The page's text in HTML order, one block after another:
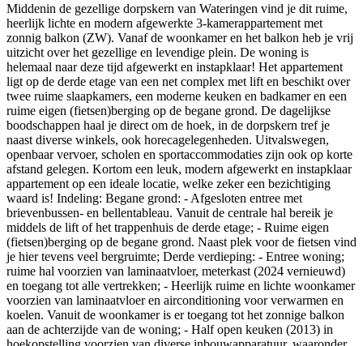
Middenin de gezellige dorpskern van Wateringen vind je dit ruime,
heerlijk lichte en modern afgewerkte 3-kamerappartement met
zonnig balkon (ZW). Vanaf de woonkamer en het balkon heb je vrij
uitzicht over het gezellige en levendige plein. De woning is
helemaal naar deze tijd afgewerkt en instapklaar! Het appartement
ligt op de derde etage van een net complex met lift en beschikt over
twee ruime slaapkamers, een moderne keuken en badkamer en een
ruime eigen (fietsen)berging op de begane grond. De dagelijkse
boodschappen haal je direct om de hoek, in de dorpskern tref je
naast diverse winkels, ook horecagelegenheden. Uitvalswegen,
openbaar vervoer, scholen en sportaccommodaties zijn ook op korte
afstand gelegen. Kortom een leuk, modern afgewerkt en instapklaar
appartement op een ideale locatie, welke zeker een bezichtiging
waard is! Indeling: Begane grond: - Afgesloten entree met
brievenbussen- en bellentableau. Vanuit de centrale hal bereik je
middels de lift of het trappenhuis de derde etage; - Ruime eigen
(fietsen)berging op de begane grond. Naast plek voor de fietsen vind
je hier tevens veel bergruimte; Derde verdieping: - Entree woning;
ruime hal voorzien van laminaatvloer, meterkast (2024 vernieuwd)
en toegang tot alle vertrekken; - Heerlijk ruime en lichte woonkamer
voorzien van laminaatvloer en airconditioning voor verwarmen en
koelen. Vanuit de woonkamer is er toegang tot het zonnige balkon
aan de achterzijde van de woning; - Half open keuken (2013) in